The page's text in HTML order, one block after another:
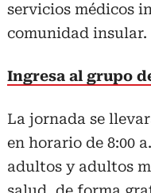
servicios médicos
comunidad insular.
Ingresa al grupo
La jornada se
en horario de 8:00
adultos y adultos